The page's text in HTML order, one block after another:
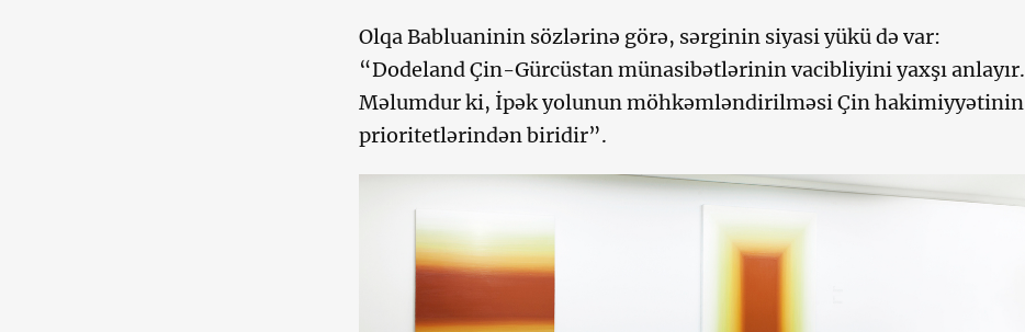
Olqa Babluaninin sözlərinə görə, sərginin siyasi yükü də var:
“Dodeland Çin-Gürcüstan münasibətlərinin vacibliyini yaxşı anlayır.
Məlumdur ki, İpək yolunun möhkəmləndirilməsi Çin hakimiyyətinin
prioritetlərindən biridir”.